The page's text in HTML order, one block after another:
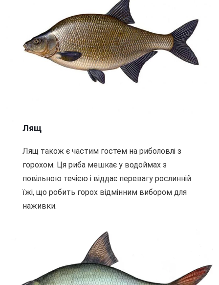
Лящ
Лящ також є частим гостем на риболовлі з
горохом. Ця риба мешкає у водоймах з
повільною течією і віддає перевагу рослинній
їжі, що робить горох відмінним вибором для
наживки.